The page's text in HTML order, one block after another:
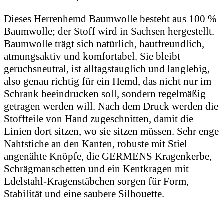
Dieses Herrenhemd Baumwolle besteht aus 100 %
Baumwolle; der Stoff wird in Sachsen hergestellt.
Baumwolle trägt sich natürlich, hautfreundlich,
atmungsaktiv und komfortabel. Sie bleibt
geruchsneutral, ist alltagstauglich und langlebig,
also genau richtig für ein Hemd, das nicht nur im
Schrank beeindrucken soll, sondern regelmäßig
getragen werden will. Nach dem Druck werden die
Stoffteile von Hand zugeschnitten, damit die
Linien dort sitzen, wo sie sitzen müssen. Sehr enge
Nahtstiche an den Kanten, robuste mit Stiel
angenähte Knöpfe, die GERMENS Kragenkerbe,
Schrägmanschetten und ein Kentkragen mit
Edelstahl-Kragenstäbchen sorgen für Form,
Stabilität und eine saubere Silhouette.